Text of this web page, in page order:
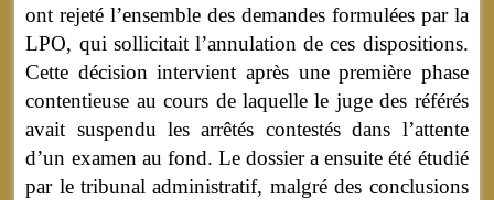
ont rejeté l’ensemble des demandes formulées par la
LPO, qui sollicitait l’annulation de ces dispositions.
Cette décision intervient après une première phase
contentieuse au cours de laquelle le juge des référés
avait suspendu les arrêtés contestés dans l’attente
d’un examen au fond. Le dossier a ensuite été étudié
par le tribunal administratif, malgré des conclusions